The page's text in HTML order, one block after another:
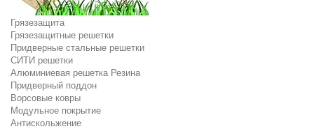
Грязезащита
Грязезащитные решетки
Придверные стальные решетки
СИТИ решетки
Алюминиевая решетка Резина
Придверный поддон
Ворсовые ковры
Модульное покрытие
Антискольжение